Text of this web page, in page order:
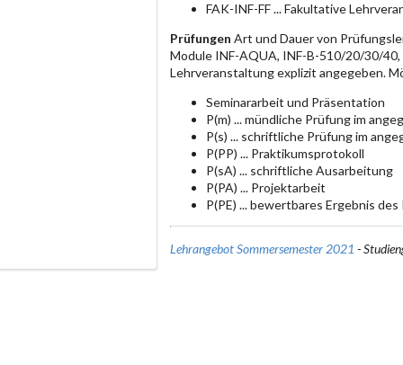
FAK-INF-FF ... Fakultative
Prüfungen Art und Dauer von
Module INF-AQUA, INF-B-510/20/30/
Lehrveranstaltung explizit angegeben.
Seminararbeit und Präsentation
P(m) ... mündliche Prüfung im
P(s) ... schriftliche Prüfung im
P(PP) ... Praktikumsprotokoll
P(sA) ... schriftliche Ausarbeitung
P(PA) ... Projektarbeit
P(PE) ... bewertbares Ergebnis
Lehrangebot Sommersemester 2021 -